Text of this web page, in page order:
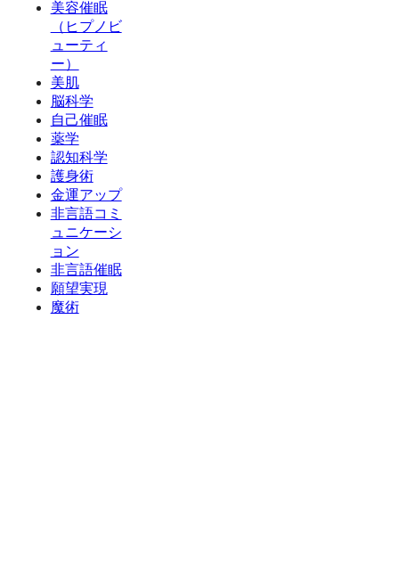
美容催眠
（ヒプノビ
ューティ
ー）
美肌
脳科学
自己催眠
薬学
認知科学
護身術
金運アップ
非言語コミ
ュニケーシ
ョン
非言語催眠
願望実現
魔術